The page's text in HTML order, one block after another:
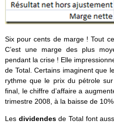
Six pour cents de marge ! Tout
C’est une marge des plus
pendant la crise ! Elle
de Total. Certains imaginent que
rythme que le prix du pétrole
final, le chiffre d’affaire a
trimestre 2008, à la baisse de
Les dividendesde Total font